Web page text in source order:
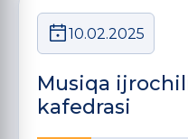
10.02.2025
Musiqa
kafedrasi